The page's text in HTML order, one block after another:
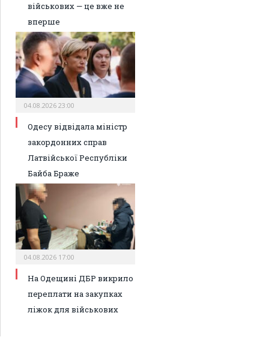
військових — це вже не
вперше
04.08.2026 23:00
Одесу відвідала міністр
закордонних справ
Латвійської Республіки
Байба Браже
04.08.2026 17:00
На Одещині ДБР викрило
переплати на закупках
ліжок для військових